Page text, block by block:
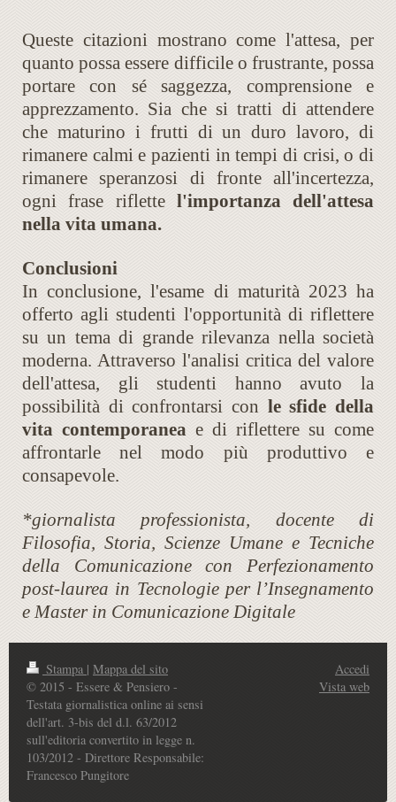
Queste citazioni mostrano come l'attesa, per
quanto possa essere difficile o frustrante, possa
portare con sé saggezza, comprensione e
apprezzamento. Sia che si tratti di attendere
che maturino i frutti di un duro lavoro, di
rimanere calmi e pazienti in tempi di crisi, o di
rimanere speranzosi di fronte all'incertezza,
ogni frase riflette l'importanza dell'attesa
nella vita umana.
Conclusioni
In conclusione, l'esame di maturità 2023 ha
offerto agli studenti l'opportunità di riflettere
su un tema di grande rilevanza nella società
moderna. Attraverso l'analisi critica del valore
dell'attesa, gli studenti hanno avuto la
possibilità di confrontarsi con le sfide della
vita contemporanea e di riflettere su come
affrontarle nel modo più produttivo e
consapevole.
*giornalista professionista, docente di
Filosofia, Storia, Scienze Umane e Tecniche
della Comunicazione con Perfezionamento
post-laurea in Tecnologie per l’Insegnamento
e Master in Comunicazione Digitale
Stampa | Mappa del sito
© 2015 - Essere & Pensiero -
Testata giornalistica online ai sensi
dell'art. 3-bis del d.l. 63/2012
sull'editoria convertito in legge n.
103/2012 - Direttore Responsabile:
Francesco Pungitore
Accedi
Vista web